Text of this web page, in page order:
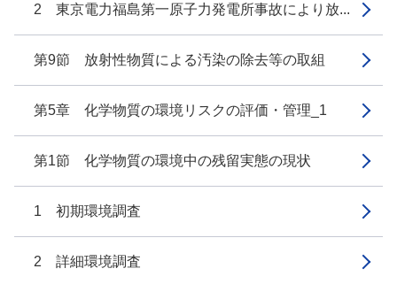
2 東京電力福島第一原子力発電所事故により放...
第9節 放射性物質による汚染の除去等の取組
第5章 化学物質の環境リスクの評価・管理_1
第1節 化学物質の環境中の残留実態の現状
1 初期環境調査
2 詳細環境調査